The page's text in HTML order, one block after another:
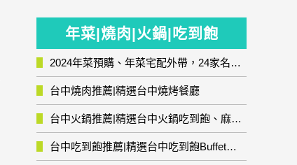
年菜|燒肉|火鍋|吃到飽
2024年菜預購、年菜宅配外帶，24家名店年菜推薦整理，圍爐輕鬆上菜團圓趣
台中燒肉推薦|精選台中燒烤餐廳
台中火鍋推薦|精選台中火鍋吃到飽、麻辣鍋、鴛鴦鍋、石頭火鍋、酸菜白肉鍋、海鮮鍋、燒酒雞、麻油雞、壽喜燒等熱門人氣火鍋店!
台中吃到飽推薦|精選台中吃到飽Buffet自助餐廳